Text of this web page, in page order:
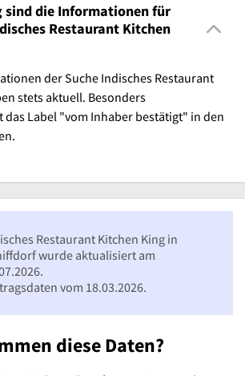
sind die Informationen für
Restaurant Kitchen
der Suche Indisches Restaurant
stets aktuell. Besonders
das Label "vom Inhaber bestätigt" in den
diese Daten?
Restaurant Kitchen King in
wurde aktualisiert am
vom 18.03.2026.